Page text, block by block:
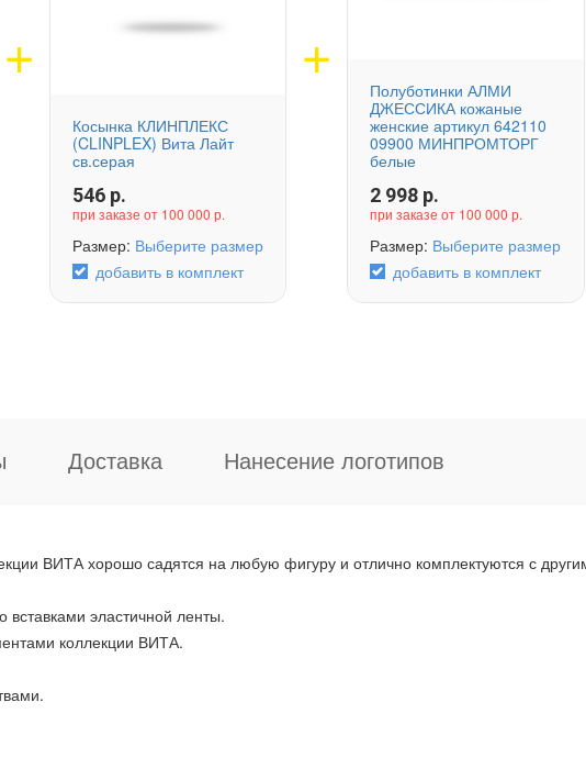
Косынка КЛИНПЛЕКС
(CLINPLEX) Вита Лайт
св.серая
546р.
при заказе от 100 000 р.
Размер: Выберите размер
добавить в комплект
Полуботинки АЛМИ
ДЖЕССИКА кожаные
женские артикул 642110
09900 МИНПРОМТОРГ
белые
2 998 р.
при заказе от 100 000 р.
Размер: Выберите размер
добавить в комплект
Доставка Нанесение логотипов
ВИТА хорошо садятся на любую фигуру и отлично комплектуются с
эластичной ленты.
коллекции ВИТА.